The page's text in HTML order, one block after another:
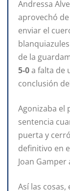
Andressa
aprovechó
enviar el
de la
5-0a falta de
conclusión
Agonizaba el
sentencia
puerta y
definitivo en
Joan
Así las